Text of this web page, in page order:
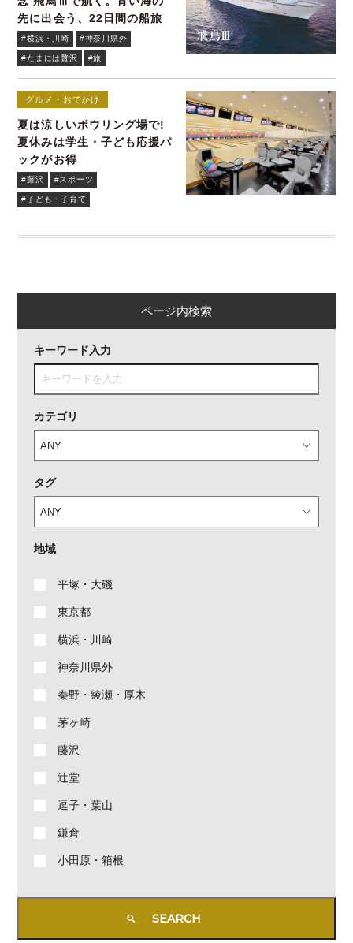
先に出会う、22日間の船旅
#横浜・川崎 #神奈川県外
#たまには贅沢 #旅
グルメ・おでかけ
夏は涼しいボウリング場で!
夏休みは学生・子ども応援パ
ックがお得
#藤沢 #スポーツ
#子ども・子育て
ページ内検索
キーワード入力
カテゴリ
タグ
地域
平塚・大磯
東京都
横浜・川崎
神奈川県外
秦野・綾瀬・厚木
茅ヶ崎
藤沢
辻堂
逗子・葉山
鎌倉
小田原・箱根